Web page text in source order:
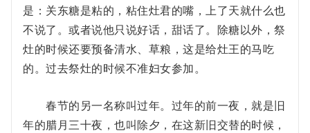
是：关东糖是粘的，粘住灶君的嘴，上了天就什么也
不说了。或者说他只说好话，甜话了。除糖以外，祭
灶的时候还要预备清水、草粮，这是给灶王的马吃
的。过去祭灶的时候不准妇女参加。
春节的另一名称叫过年。过年的前一夜，就是旧
年的腊月三十夜，也叫除夕，在这新旧交替的时候，